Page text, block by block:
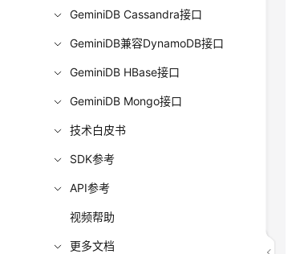
GeminiDB Cassandra接口
GeminiDB兼容DynamoDB接口
GeminiDB HBase接口
GeminiDB Mongo接口
技术白皮书
SDK参考
API参考
视频帮助
更多文档